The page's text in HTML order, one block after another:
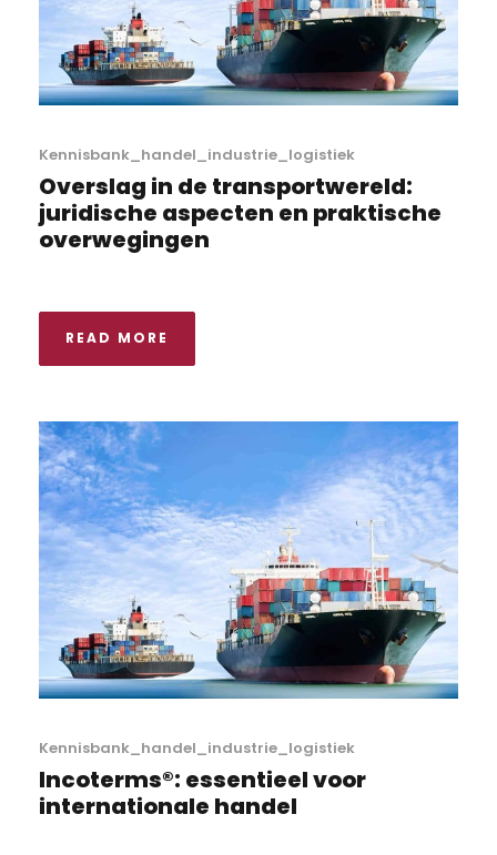
Kennisbank_handel_industrie_logistiek
Overslag in de transportwereld:
juridische aspecten en praktische
overwegingen
READ MORE
Kennisbank_handel_industrie_logistiek
Incoterms®: essentieel voor
internationale handel